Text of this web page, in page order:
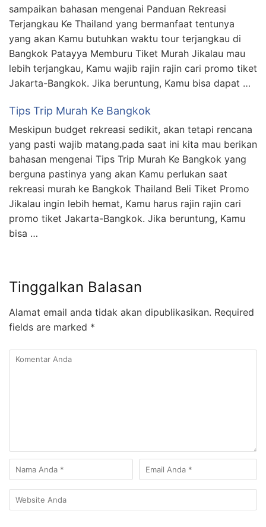
sampaikan bahasan mengenai Panduan Rekreasi
Terjangkau Ke Thailand yang bermanfaat tentunya
yang akan Kamu butuhkan waktu tour terjangkau di
Bangkok Patayya Memburu Tiket Murah Jikalau mau
lebih terjangkau, Kamu wajib rajin rajin cari promo tiket
Jakarta-Bangkok. Jika beruntung, Kamu bisa dapat …
Tips Trip Murah Ke Bangkok
Meskipun budget rekreasi sedikit, akan tetapi rencana
yang pasti wajib matang.pada saat ini kita mau berikan
bahasan mengenai Tips Trip Murah Ke Bangkok yang
berguna pastinya yang akan Kamu perlukan saat
rekreasi murah ke Bangkok Thailand Beli Tiket Promo
Jikalau ingin lebih hemat, Kamu harus rajin rajin cari
promo tiket Jakarta-Bangkok. Jika beruntung, Kamu
bisa …
Tinggalkan Balasan
Alamat email anda tidak akan dipublikasikan. Required
fields are marked *